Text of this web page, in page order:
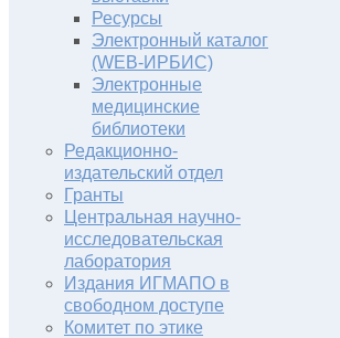
Ресурсы
Электронный каталог
(WEB-ИРБИС)
Электронные
медицинские
библиотеки
Редакционно-
издательский отдел
Гранты
Центральная научно-
исследовательская
лаборатория
Издания ИГМАПО в
свободном доступе
Комитет по этике